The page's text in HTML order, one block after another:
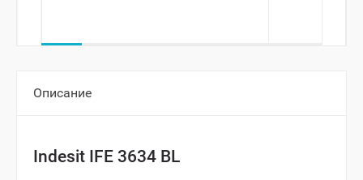
Описание
Indesit IFE 3634 BL